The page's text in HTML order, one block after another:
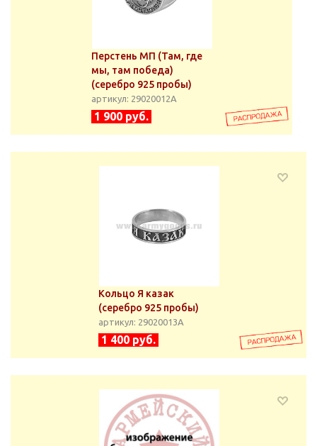
Перстень МП (Там, где
мы, там победа)
(серебро 925 пробы)
артикул: 29020012А
1 900 руб.
Кольцо Я казак
(серебро 925 пробы)
артикул: 29020013А
1 400 руб.